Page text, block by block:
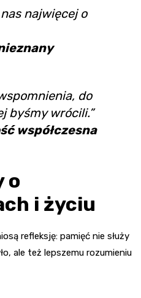
najwięcej o
do
byśmy wrócili.”
współczesna
o
i życiu
refleksję: pamięć nie służy
ale też lepszemu rozumieniu